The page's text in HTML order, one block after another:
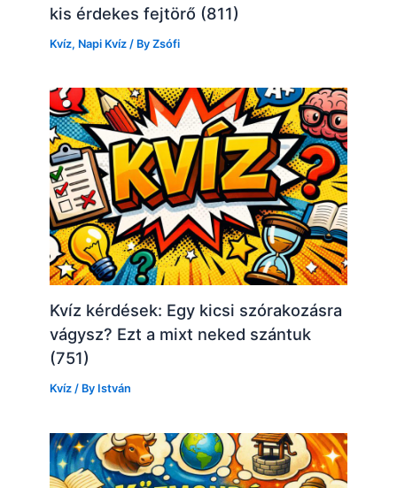
kis érdekes fejtörő (811)
Kvíz, Napi Kvíz / ByZsófi
Kvíz kérdések: Egy kicsi szórakozásra
vágysz? Ezt a mixt neked szántuk
(751)
Kvíz / By István